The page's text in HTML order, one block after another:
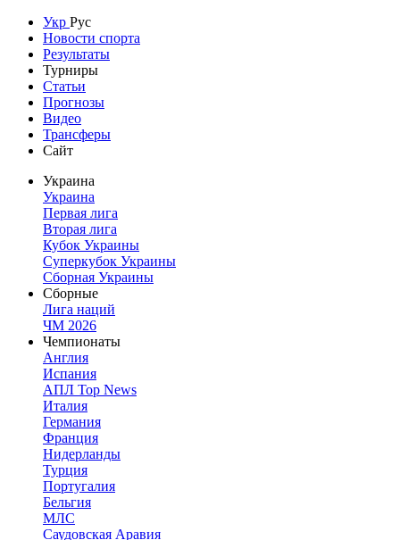
Укр Рус
Новости спорта
Результаты
Турниры
Статьи
Прогнозы
Видео
Трансферы
Сайт
Украина
Украина
Первая лига
Вторая лига
Кубок Украины
Суперкубок Украины
Сборная Украины
Сборные
Лига наций
ЧМ 2026
Чемпионаты
Англия
Испания
АПЛ Top News
Италия
Германия
Франция
Нидерланды
Турция
Португалия
Бельгия
МЛС
Саудовская Аравия